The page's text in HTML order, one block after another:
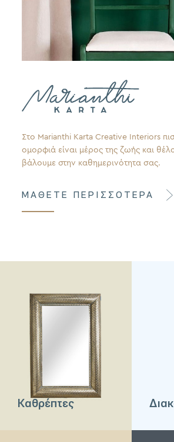
Στο Marianthi Karta Creative Interiors
ομορφιά είναι μέρος της ζωής και
βάλουμε στην καθημερινότητα σας.
ΜΑΘΕΤΕ ΠΕΡΙΣΣΟΤΕΡΑ
Καθρέπτες